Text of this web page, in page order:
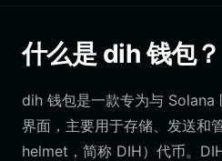
什么是 dih 钱包？
dih 钱包是一款专为与 Solana
界面，主要用于存储、发送和
helmet，简称 DIH）代币。